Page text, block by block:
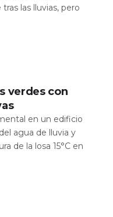
las lluvias, pero
verdes con
en un edificio
agua de lluvia y
de la losa 15°C en